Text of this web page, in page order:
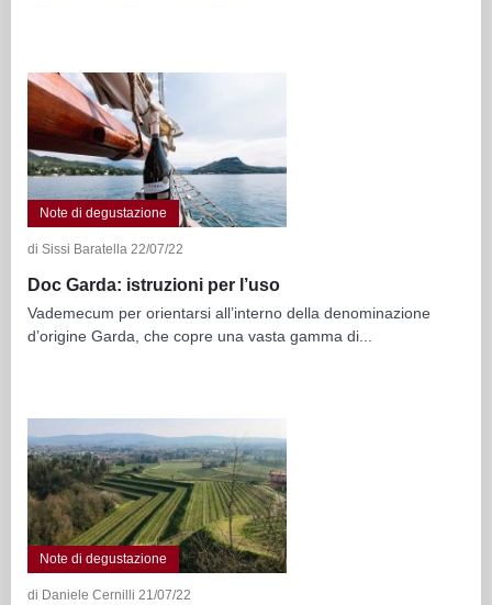
Note di degustazione
di Sissi Baratella 22/07/22
Doc Garda: istruzioni per l’uso
Vademecum per orientarsi all’interno della denominazione
d’origine Garda, che copre una vasta gamma di...
Note di degustazione
di Daniele Cernilli 21/07/22